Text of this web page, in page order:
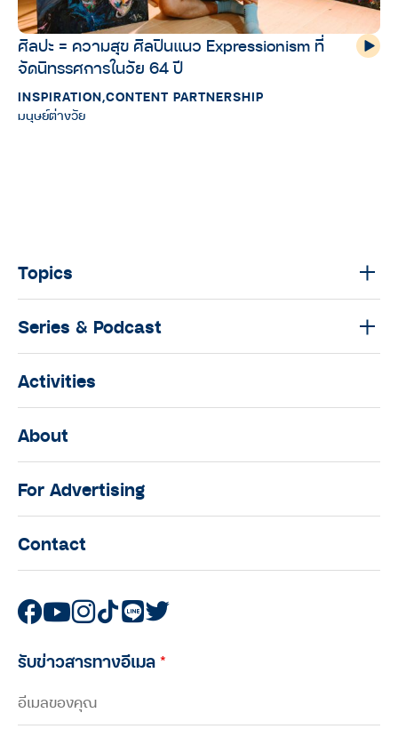
ศิลปะ = ความสุข ศิลปินแนว Expressionism ที่
จัดนิทรรศการในวัย 64 ปี
INSPIRATION,CONTENT PARTNERSHIP
มนุษย์ต่างวัย
Topics
Series & Podcast
Activities
About
For Advertising
Contact
รับข่าวสารทางอีเมล*